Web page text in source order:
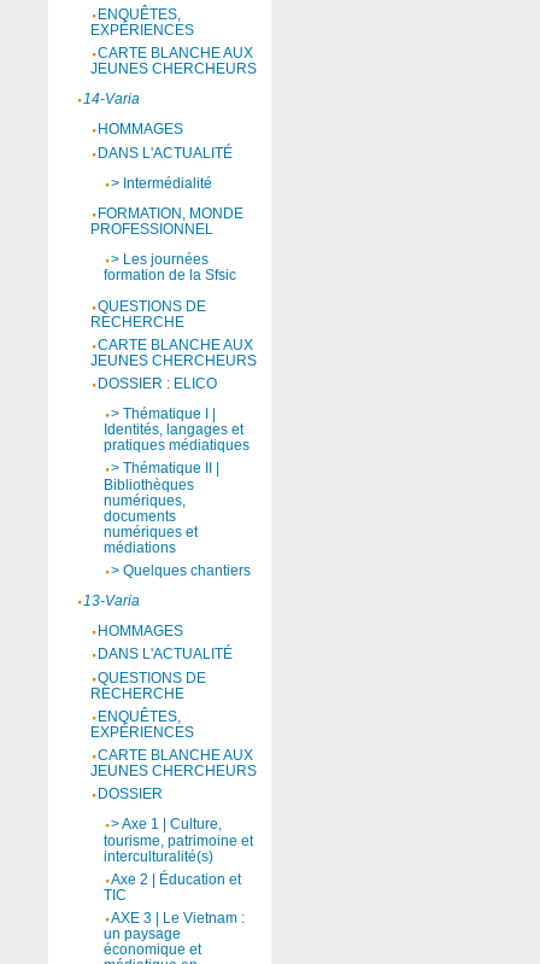
ENQUÊTES,
EXPÉRIENCES
CARTE BLANCHE AUX
JEUNES CHERCHEURS
14-Varia
HOMMAGES
DANS L'ACTUALITÉ
> Intermédialité
FORMATION, MONDE
PROFESSIONNEL
> Les journées
formation de la Sfsic
QUESTIONS DE
RECHERCHE
CARTE BLANCHE AUX
JEUNES CHERCHEURS
DOSSIER : ELICO
> Thématique I |
Identités, langages et
pratiques médiatiques
> Thématique II |
Bibliothèques
numériques,
documents
numériques et
médiations
> Quelques chantiers
13-Varia
HOMMAGES
DANS L'ACTUALITÉ
QUESTIONS DE
RECHERCHE
ENQUÊTES,
EXPÉRIENCES
CARTE BLANCHE AUX
JEUNES CHERCHEURS
DOSSIER
> Axe 1 | Culture,
tourisme, patrimoine et
interculturalité(s)
Axe 2 | Éducation et
TIC
AXE 3 | Le Vietnam :
un paysage
économique et